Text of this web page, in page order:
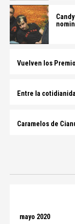
Vuelven los
Entre la
Caramelos de
mayo 2020